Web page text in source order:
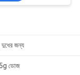
দুধের জন্য
ডোজ